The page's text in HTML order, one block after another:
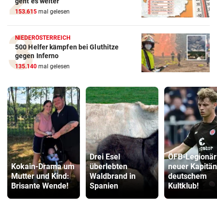
153.615 mal gelesen
NIEDERÖSTERREICH
500 Helfer kämpfen bei Gluthitze
gegen Inferno
135.140 mal gelesen
Kokain-Drama um
Mutter und Kind:
Brisante Wende!
Drei Esel
überlebten
Waldbrand in
Spanien
ÖFB-Legionär
neuer
deutschem
Kultklub!